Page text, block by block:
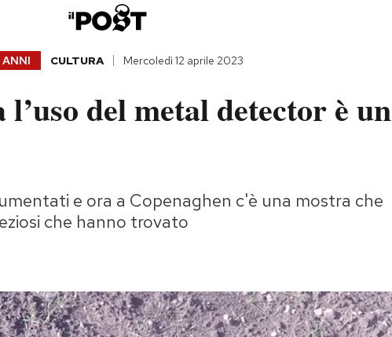
ANNI CULTURA Mercoledì 12 aprile 2023
del metal detector è un
e ora a Copenaghen c'è una mostra che
che hanno trovato